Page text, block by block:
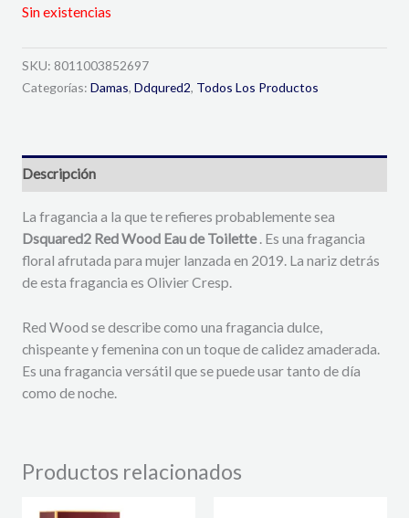
Sin existencias
SKU: 8011003852697
Categorías: Damas, Ddqured2, Todos Los Productos
Descripción
La fragancia a la que te refieres probablemente sea
Dsquared2 Red Wood Eau de Toilette. Es una fragancia
floral afrutada para mujer lanzada en 2019. La nariz detrás
de esta fragancia es Olivier Cresp.
Red Wood se describe como una fragancia dulce,
chispeante y femenina con un toque de calidez amaderada.
Es una fragancia versátil que se puede usar tanto de día
como de noche.
Productos relacionados